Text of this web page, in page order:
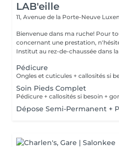
LAB'eille
11, Avenue de la Porte-Neuve
Bienvenue dans ma ruche! Pour
concernant une prestation,
Institut au rez-de-chaussée dans
Pédicure
Ongles et cuticules + callosités si
Soin Pieds Complet
Pédicure + callosités si besoin +
Dépose Semi-Permanent +